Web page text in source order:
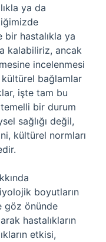
ya da
hastalıkla ya
kalabiliriz, ancak
incelenmesi
bağlamlar
işte tam bu
bir durum
sağlığı değil,
kültürel normları
boyutların
göz önünde
hastalıkların
etkisi,